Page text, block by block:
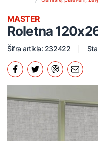
Roletna
MASTER
Šifra artikla: 232422